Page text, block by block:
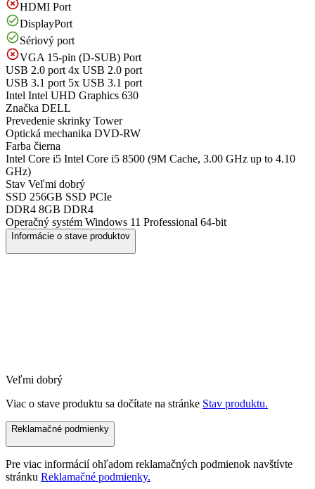
HDMI Port
DisplayPort
Sériový port
VGA 15-pin (D-SUB) Port
USB 2.0 port 4x USB 2.0 port
USB 3.1 port 5x USB 3.1 port
Intel Intel UHD Graphics 630
Značka DELL
Prevedenie skrinky Tower
Optická mechanika DVD-RW
Farba čierna
Intel Core i5 Intel Core i5 8500 (9M Cache, 3.00 GHz up to 4.10
GHz)
Stav Veľmi dobrý
SSD 256GB SSD PCIe
DDR4 8GB DDR4
Operačný systém Windows 11 Professional 64-bit
Informácie o stave produktov
Veľmi dobrý
Viac o stave produktu sa dočítate na stránke Stav produktu.
Reklamačné podmienky
Pre viac informácií ohľadom reklamačných podmienok navštívte
stránku Reklamačné podmienky.